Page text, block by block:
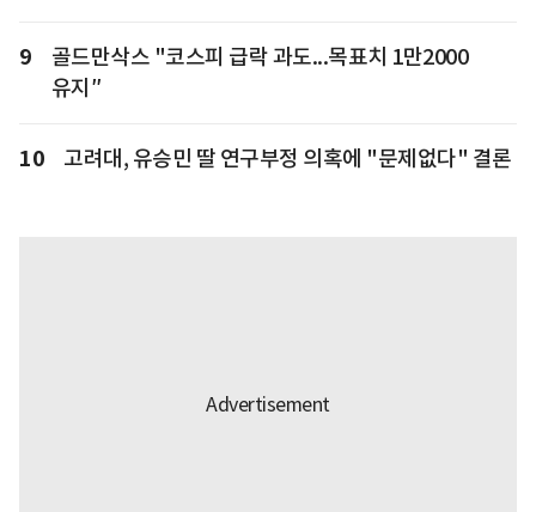
9
골드만삭스 "코스피 급락 과도...목표치 1만2000
유지″
10 고려대, 유승민 딸 연구부정 의혹에 "문제없다" 결론